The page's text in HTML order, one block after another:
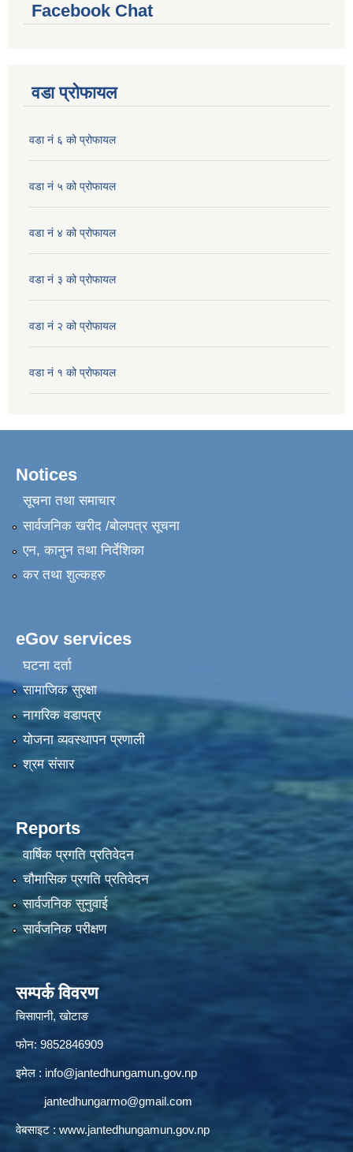
Facebook Chat
वडा प्रोफायल
वडा नं ६ को प्रोफायल
वडा नं ५ को प्रोफायल
वडा नं ४ को प्रोफायल
वडा नं ३ को प्रोफायल
वडा नं २ को प्रोफायल
वडा नं १ को प्रोफायल
Notices
सूचना तथा समाचार
सार्वजनिक खरीद /बोलपत्र सूचना
एन, कानुन तथा निर्देशिका
कर तथा शुल्कहरु
eGov services
घटना दर्ता
सामाजिक सुरक्षा
नागरिक वडापत्र
योजना व्यवस्थापन प्रणाली
श्रम संसार
Reports
वार्षिक प्रगति प्रतिवेदन
चौमासिक प्रगति प्रतिवेदन
सार्वजनिक सुनुवाई
सार्वजनिक परीक्षण
सम्पर्क विवरण
चिसापानी, खोटाङ
फोन: 9852846909
इमेल : info@jantedhungamun.gov.np
jantedhungarmo@gmail.com
वेबसाइट : www.jantedhungamun.gov.np